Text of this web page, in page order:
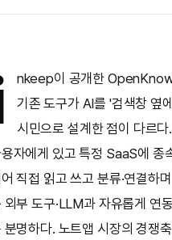
nkeep이 공개한
기존 도구가 AI를 '검색창 옆
시민으로 설계한 점이 다르
자에게 있고 특정 SaaS에 종
직접 읽고 쓰고 분류·연결하
외부 도구·LLM과 자유롭게 연
분명하다. 노트앱 시장의 경쟁